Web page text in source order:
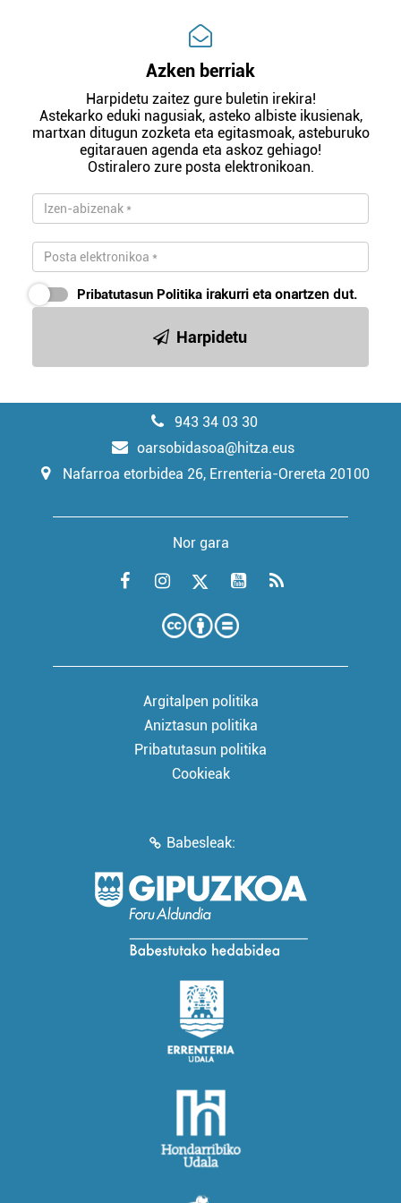
Azken berriak
Harpidetu zaitez gure buletin irekira!
Astekarko eduki nagusiak, asteko albiste ikusienak,
martxan ditugun zozketa eta egitasmoak, asteburuko
egitarauen agenda eta askoz gehiago!
Ostiralero zure posta elektronikoan.
Pribatutasun Politika irakurri eta onartzen dut.
Harpidetu
943 34 03 30
oarsobidasoa@hitza.eus
Nafarroa etorbidea 26, Errenteria-Orereta 20100
Nor gara
Argitalpen politika
Aniztasun politika
Pribatutasun politika
Cookieak
Babesleak: